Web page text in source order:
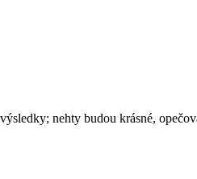
nehty budou krásné,